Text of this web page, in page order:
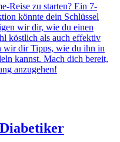
Reise zu starten? Ein 7-
könnte dein Schlüssel
wir dir, wie du einen
köstlich als auch effektiv
wir dir Tipps, wie du ihn in
kannst. Mach dich bereit,
anzugehen!